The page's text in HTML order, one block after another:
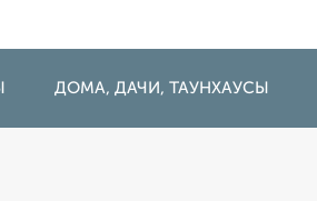
ДОМА, ДАЧИ, ТАУНХАУСЫ